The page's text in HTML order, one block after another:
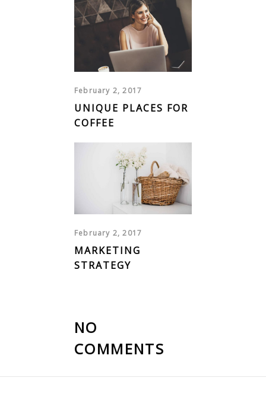
February 2, 2017
UNIQUE PLACES FOR
COFFEE
February 2, 2017
MARKETING
STRATEGY
NO
COMMENTS